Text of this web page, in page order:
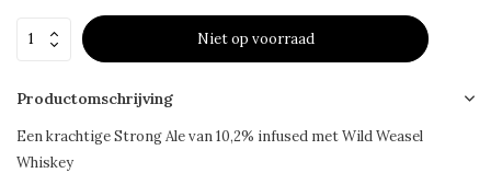
Niet op voorraad
Productomschrijving
Een krachtige Strong Ale van 10,2% infused met Wild Weasel
Whiskey